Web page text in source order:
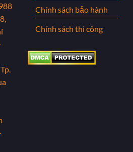
Chính sách bảo hành
Chính sách thi công